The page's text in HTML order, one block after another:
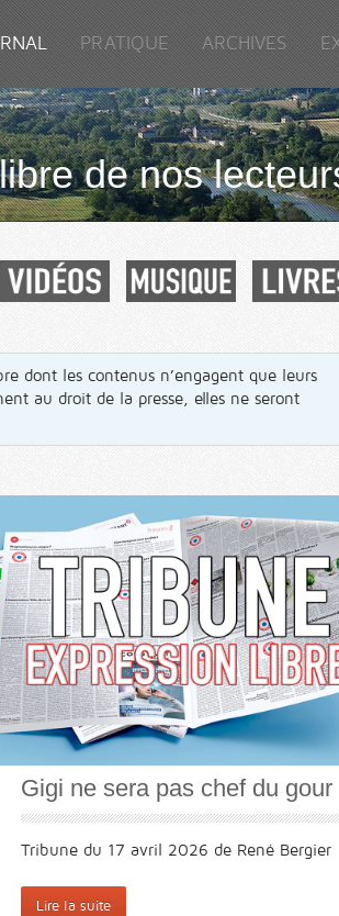
PRATIQUE ARCHIVES
de nos
dont les contenus n’engagent que leurs
au droit de la presse, elles ne seront
Gigi ne sera pas chef du gour
Tribune du 17 avril 2026 de René Bergier
Lire la suite